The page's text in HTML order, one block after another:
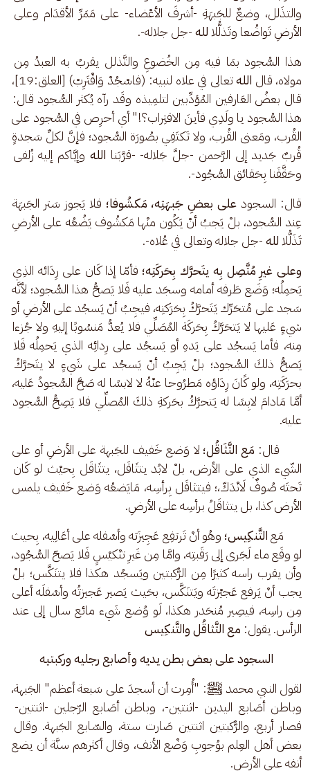
والتذَلل، وضعٌ للجَبهَةِ -أشرفَ الأعْضاء- على مَمَرِّ الأقدَام وعلى
الأرضِ تَواضُعا وتَذلُّلا لله -جل جلاله-.
هذا السُّجود بمَا فيه مِن الخُضوعِ والتَّذلل يقربُ به العبدُ مِن
مولاه، قال الله
تعالى في علاه لنبيه: (فاسْجُدْ وَاقْتَرِبْ) [العلق:19]،
قال بعضُ العَارفين المُؤدِّبين لتلمِيذه وقَد رآه يُكثر السُّجود قال:
هذا السُّجود يا ولَدِي فأينَ الاقتِراب؟!" أي أحرِص في السُّجود على
القُرب، ومَعنى القُرب، ولا تَكتَفِي بصُورَة السُّجود؛ فإنَّ لكلِّ سَجدةٍ
قُربٌ جَديد إلى الرَّحمن -جلَّ جَلاله- -قرَّبَنا الله وإيَّاكم إليه زُلفى
وحَقَّقَنا بِحَقائق السُّجُود-.
قال: السجود على بعضِ جَبهَتِه، مَكشُوفا؛ فلا يَجوز سَتر الجَبهَة
عِند السُّجود، بلْ يَجبُ أنْ يَكُون منْها مَكشُوف يَضُعُه على الأرضِ
تَذَلُّلا لله -جل جلاله وتعالى في عُلاه-.
وعلى غيرِ مُتَّصِل بِه يتَحرَّك بِحَركَتِه؛ فأمّا إذا كَان على رِدَائه الذِي
يَحمِلُه؛ وَضَع طَرفه أمامه وسجَد عليه فَلا يَصحُّ هذا السُّجود؛ لأنَّه
سَجد على مُتحَرِّك يَتَحرَّكُ بِحَرَكتِه، فيجِبُ أنْ يَسجُد على الأرضِ أو
شيءٍ عَليها لا يَتحَرَّكُ بِحَركَة المُصَلِّي فلا يُعدُّ مَنسُوبًا إليهِ ولا جُزءا
مِنه، فأما يَسجُد على يَدهِ أو يَسجُد على رِدائِه الذي يَحمِلُه فَلا
يَصحُّ ذلكَ السُّجود؛ بلْ يَجِبُ أنْ يَسجُد على شَيءٍ لا يتَحرَّكُ
بحرَكَتِه، ولو كًانَ رِدَاؤه مَطرُوحا عنْهُ لا لابسًا له صَحَّ السُّجودُ عَليه،
أمَّا مَادامَ لابِسًا له يَتحرَّكُ بحَركةِ ذلكَ المُصلِّي فلا يَصِحُّ السُّجود
عليه.
قال: مَع التَّثَاقُل؛ لا وَضع خَفيف للجَبهة على الأرضِ أو على
الشّيء الذي على الأرض، بلْ لابُد يتثَاقَل، يتثَاقَل بِحيْث لو كَان
تَحتَه صُوفٌ لَانْدَكّ،؛ فيتثاقَل بِرأسِه، مَايَضعُه وَضع خَفيف يلمس
الأرض كذا، بل يتثاقَلُ برأسِه على الأرضِ.
مَع التَّنكِيس؛ وهُو أنْ تَرتفِع عَجِيزَته وأسْفله على أعَالِيه، بِحيث
لو وقَع ماء لَجَرى إلى رَقَبتِه، وامَّا مِن غَيرِ تنْكيْسٍ فَلا يَصحّ السُّجُود،
وأن يقرب راسه كثيرًا مِن الرُّكبتين ويَسجُد هكذا فلا يتنَكَّس؛ بلْ
يجب أنْ يَرفع عَجيْزتَه ويَتنَكَّس، بحَيث يَصير عَجيزتُه وأسْفلَه أعلى
مِن راسِه، فيصِير مُنحَدر هكذا، لَو وُضع شَيء مائع سال إلى عند
الرأس. يقول: مع التَّثاقُل والتَّنكِيس
السجود على بعض بطن يديه وأصابع رجليه وركبتيه
لقول النبي محمد ﷺ: "أُمِرت أن أسجدَ على سَبعة أعظم" الجَبهة،
وباطن أصَابع اليدين -اثنتين-، وباطن أصَابع الرّجلين -اثنتين-
فصار أربع، والرُّكبتين اثنتين صَارت ستة، والسّابع الجَبهة. وقال
بعض أهل العِلم بوُجوبِ وَضْع الأنف، وقال أكثرهم سنَّة أن يضع
أنفه على الأرض.